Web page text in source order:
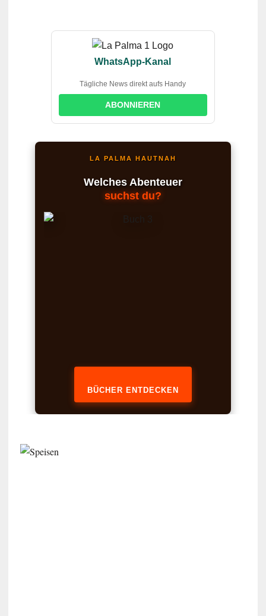
WhatsApp-Kanal
Tägliche News direkt aufs Handy
ABONNIEREN
LA PALMA HAUTNAH
Welches Abenteuer
suchst du?
BÜCHER ENTDECKEN